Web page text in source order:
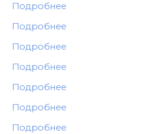
Подробнее
Подробнее
Подробнее
Подробнее
Подробнее
Подробнее
Подробнее